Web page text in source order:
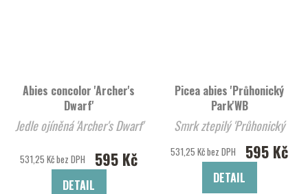
Abies concolor 'Archer's
Dwarf'
Jedle ojíněná 'Archer's Dwarf'
531,25 Kč bez DPH 595 Kč
DETAIL
Picea abies 'Průhonický
Park'WB
Smrk ztepilý 'Průhonický
Park'WB
531,25 Kč bez DPH 595 Kč
DETAIL